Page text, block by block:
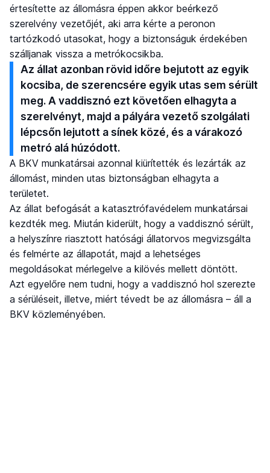
értesítette az állomásra éppen akkor beérkező
szerelvény vezetőjét, aki arra kérte a peronon
tartózkodó utasokat, hogy a biztonságuk érdekében
szálljanak vissza a metrókocsikba.
Az állat azonban rövid időre bejutott az egyik
kocsiba, de szerencsére egyik utas sem sérült
meg. A vaddisznó ezt követően elhagyta a
szerelvényt, majd a pályára vezető szolgálati
lépcsőn lejutott a sínek közé, és a várakozó
metró alá húzódott.
A BKV munkatársai azonnal kiürítették és lezárták az
állomást, minden utas biztonságban elhagyta a
területet.
Az állat befogását a katasztrófavédelem munkatársai
kezdték meg. Miután kiderült, hogy a vaddisznó sérült,
a helyszínre riasztott hatósági állatorvos megvizsgálta
és felmérte az állapotát, majd a lehetséges
megoldásokat mérlegelve a kilövés mellett döntött.
Azt egyelőre nem tudni, hogy a vaddisznó hol szerezte
a sérüléseit, illetve, miért tévedt be az állomásra – áll a
BKV közleményében.